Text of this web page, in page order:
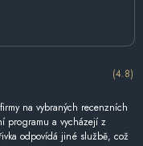
(4.8)
na vybraných recenzních
programu a vycházejí z
odpovídá jiné službě, což